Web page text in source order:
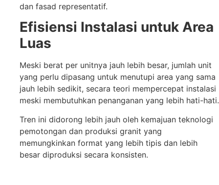
dan fasad representatif.
Efisiensi Instalasi untuk Area
Luas
Meski berat per unitnya jauh lebih besar, jumlah unit
yang perlu dipasang untuk menutupi area yang sama
jauh lebih sedikit, secara teori mempercepat instalasi
meski membutuhkan penanganan yang lebih hati-hati.
Tren ini didorong lebih jauh oleh kemajuan teknologi
pemotongan dan produksi granit yang
memungkinkan format yang lebih tipis dan lebih
besar diproduksi secara konsisten.